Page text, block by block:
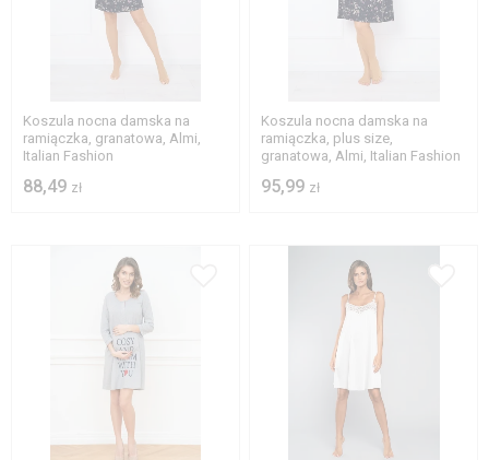
M XL
Koszula nocna damska na
ramiączka, granatowa, Almi,
Italian Fashion
88,49 zł
3XL
Koszula nocna damska na
ramiączka, plus size,
granatowa, Almi, Italian Fashion
95,99 zł